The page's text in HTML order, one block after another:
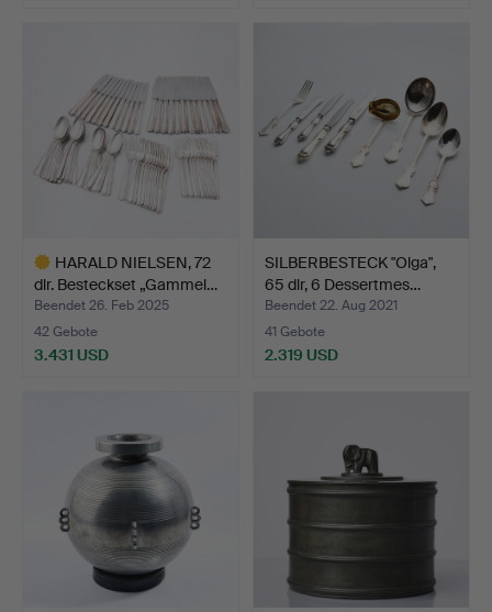
HARALD NIELSEN, 72
dlr. Besteckset „Gammel…
Beendet 26. Feb 2025
42 Gebote
3.431 USD
SILBERBESTECK "Olga",
65 dlr, 6 Dessertmes…
Beendet 22. Aug 2021
41 Gebote
2.319 USD